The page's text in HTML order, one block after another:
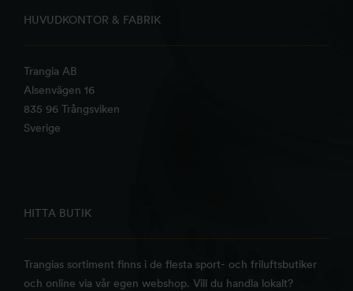
HUVUDKONTOR & FABRIK
Trangia AB
Alsenvägen 16
835 96 Trångsviken
Sverige
HITTA BUTIK
Trangias sortiment finns i de flesta sport- och friluftsbutiker
och online via vår egen webshop. Vill du handla lokalt?